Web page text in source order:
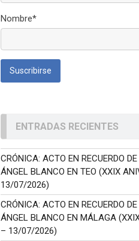
Nombre*
ENTRADAS RECIENTES
CRÓNICA: ACTO EN RECUERDO
ÁNGEL BLANCO EN TEO (XXIX
13/07/2026)
CRÓNICA: ACTO EN RECUERDO
ÁNGEL BLANCO EN MÁLAGA
– 13/07/2026)